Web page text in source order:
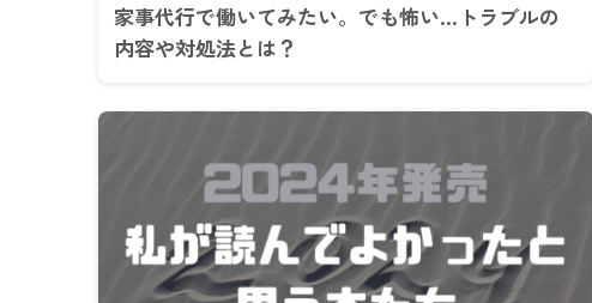
家事代行で働いてみたい。でも怖い…トラブルの
内容や対処法とは？